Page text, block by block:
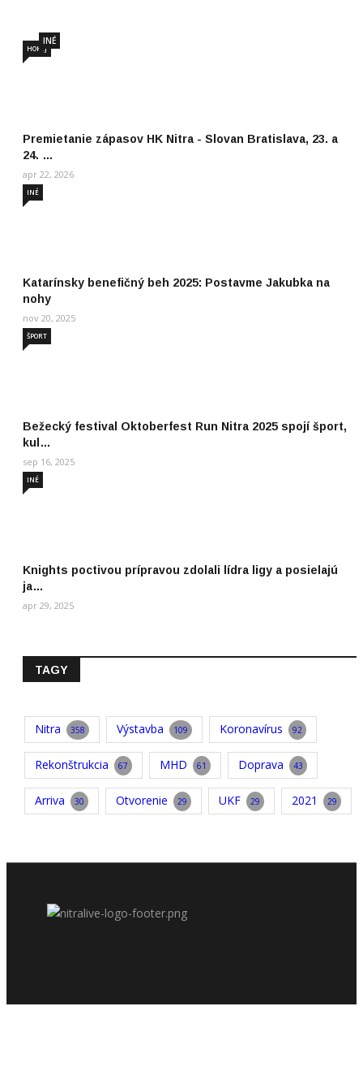
INÉ
Premietanie zápasov HK Nitra - Slovan Bratislava, 23. a
24. …
HOKEJ
apr 22, 2026
Katarínsky benefičný beh 2025: Postavme Jakubka na
nohy
INÉ
nov 20, 2025
Bežecký festival Oktoberfest Run Nitra 2025 spojí šport,
kul…
ŠPORT
sep 16, 2025
Knights poctivou prípravou zdolali lídra ligy a posielajú
ja…
INÉ
apr 29, 2025
TAGY
Nitra 358 Výstavba 109 Koronavírus 92
Rekonštrukcia 67 MHD 61 Doprava 43
Arriva 30 Otvorenie 29 UKF 29 2021 29